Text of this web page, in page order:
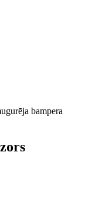
bampera